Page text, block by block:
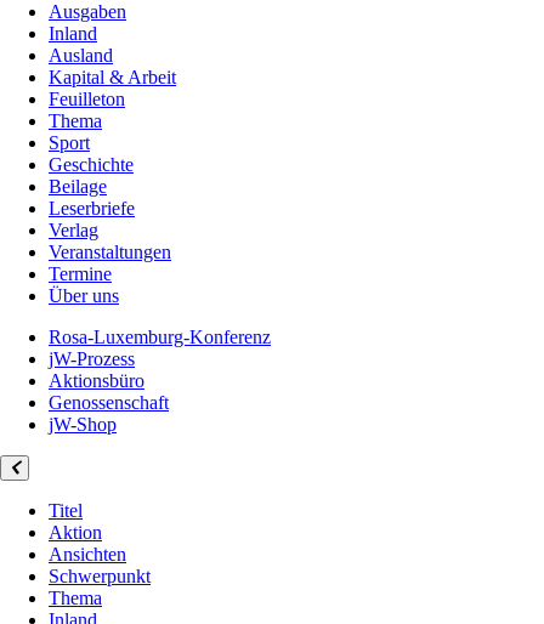
Ausgaben
Inland
Ausland
Kapital & Arbeit
Feuilleton
Thema
Sport
Geschichte
Beilage
Leserbriefe
Verlag
Veranstaltungen
Termine
Über uns
Rosa-Luxemburg-Konferenz
jW-Prozess
Aktionsbüro
Genossenschaft
jW-Shop
Titel
Aktion
Ansichten
Schwerpunkt
Thema
Inland